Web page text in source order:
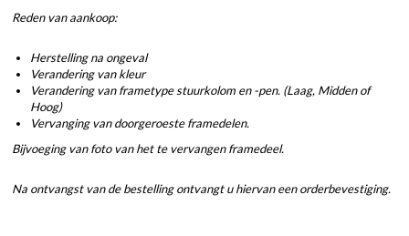
Reden van aankoop:
Herstelling na ongeval
Verandering van kleur
Verandering van frametype stuurkolom en -pen. (Laag, Midden of
Hoog)
Vervanging van doorgeroeste framedelen.
Bijvoeging van foto van het te vervangen framedeel.
Na ontvangst van de bestelling ontvangt u hiervan een orderbevestiging.